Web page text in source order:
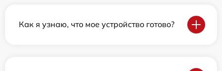
Как я узнаю, что мое устройство готово?